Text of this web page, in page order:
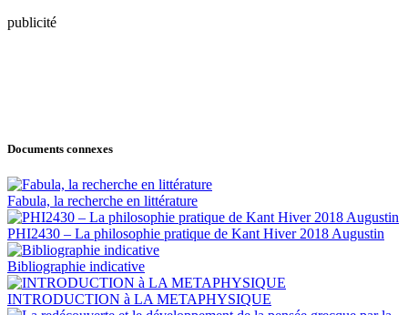
publicité
Documents connexes
Fabula, la recherche en littérature
PHI2430 – La philosophie pratique de Kant Hiver 2018 Augustin
Bibliographie indicative
INTRODUCTION à LA METAPHYSIQUE